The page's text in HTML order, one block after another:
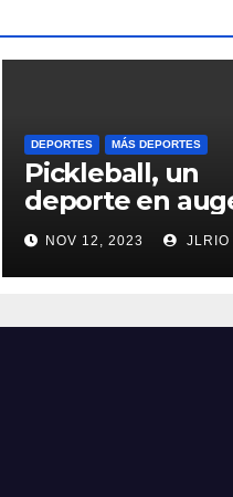
DEPORTES MÁS DEPORTES
Pickleball, un
deporte en
NOV 12, 2023 JLRIO